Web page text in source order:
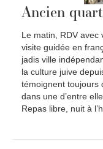
Ancien
Le matin, RDV avec
visite guidée en
jadis ville
la culture juive
témoignent toujours
dans une d’entre
Repas libre, nuit à